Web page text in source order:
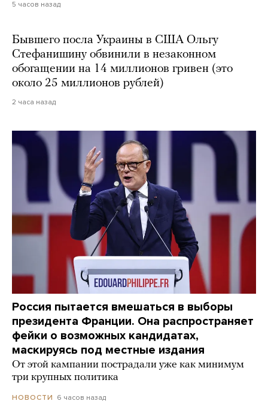
5 часов назад
Бывшего посла Украины в США Ольгу
Стефанишину обвинили в незаконном
обогащении на 14 миллионов гривен (это
около 25 миллионов рублей)
2 часа назад
Россия пытается вмешаться в выборы
президента Франции. Она распространяет
фейки о возможных кандидатах,
маскируясь под местные издания
От этой кампании пострадали уже как минимум
три крупных политика
НОВОСТИ 6 часов назад